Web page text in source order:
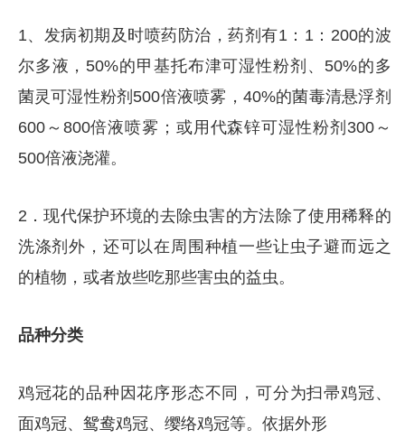
1、发病初期及时喷药防治，药剂有1：1：200的波
尔多液，50%的甲基托布津可湿性粉剂、50%的多
菌灵可湿性粉剂500倍液喷雾，40%的菌毒清悬浮剂
600～800倍液喷雾；或用代森锌可湿性粉剂300～
500倍液浇灌。
2．现代保护环境的去除虫害的方法除了使用稀释的
洗涤剂外，还可以在周围种植一些让虫子避而远之
的植物，或者放些吃那些害虫的益虫。
品种分类
鸡冠花的品种因花序形态不同，可分为扫帚鸡冠、
面鸡冠、鸳鸯鸡冠、缨络鸡冠等。依据外形